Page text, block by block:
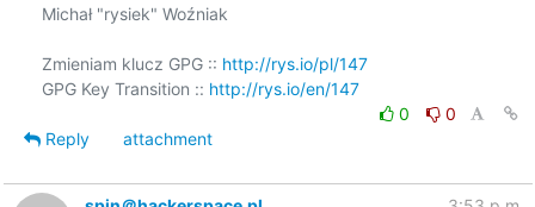
Michał "rysiek" Woźniak
Zmieniam klucz GPG :: http://rys.io/pl/147
GPG Key Transition :: http://rys.io/en/147
0
0
Reply
attachment